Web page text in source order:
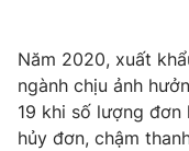
Thị trường
Góc doanh nghiệp
Truyền hình
Phim VTV
Năm 2020, xuất
ngành chịu ảnh
19 khi số lượng
hủy đơn, chậm